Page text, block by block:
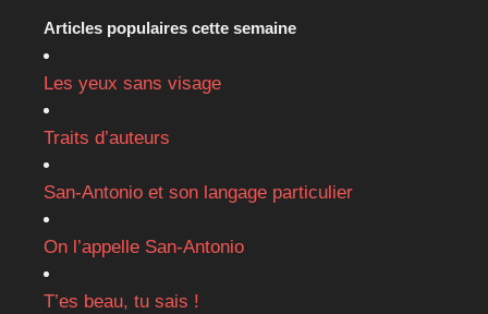
Articles populaires cette semaine
Les yeux sans visage
Traits d’auteurs
San-Antonio et son langage particulier
On l’appelle San-Antonio
T’es beau, tu sais !